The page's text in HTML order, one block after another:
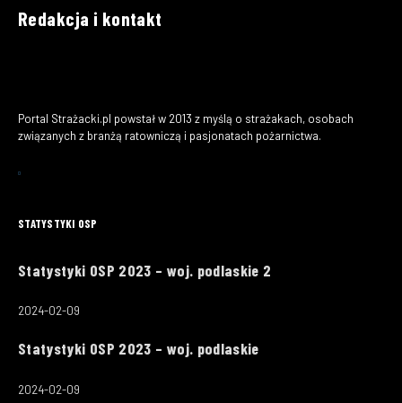
Redakcja i kontakt
Portal Strażacki.pl powstał w 2013 z myślą o strażakach, osobach
związanych z branżą ratowniczą i pasjonatach pożarnictwa.
STATYSTYKI OSP
Statystyki OSP 2023 – woj. podlaskie 2
2024-02-09
Statystyki OSP 2023 – woj. podlaskie
2024-02-09